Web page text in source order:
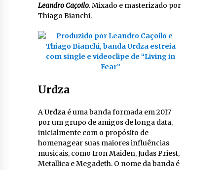
Leandro Caçoilo. Mixado e masterizado por
Thiago Bianchi.
Urdza
AUrdzaé uma banda formada em 2017
por um grupo de amigos de longa data,
inicialmente com o propósito de
homenagear suas maiores influências
musicais, como Iron Maiden, Judas Priest,
Metallica e Megadeth. O nome da banda é